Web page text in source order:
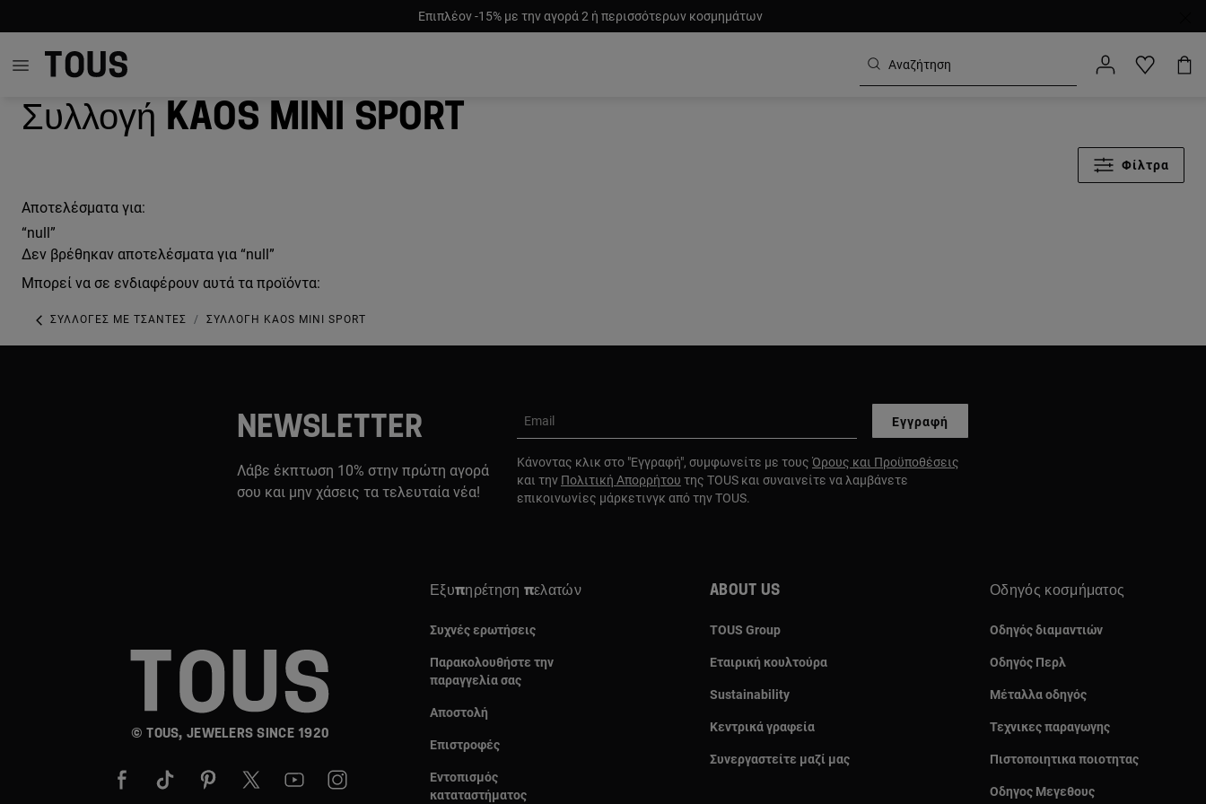
Επιπλέον -15% με την αγορά 2 ή περισσότερων κοσμημάτων
Συλλογή Kaos Mini Sport
Φίλτρα
Αποτελέσματα για:
“null”
Δεν βρέθηκαν αποτελέσματα για “null”
Μπορεί να σε ενδιαφέρουν αυτά τα προϊόντα:
ΣΥΛΛΟΓΈΣ ΜΕ ΤΣΆΝΤΕΣ ΣΥΛΛΟΓΉ KAOS MINI SPORT
NEWSLETTER
Λάβε έκπτωση 10% στην πρώτη αγορά
σου και μην χάσεις τα τελευταία νέα!
Email Εγγραφή
Κάνοντας κλικ στο "Εγγραφή", συμφωνείτε με τους Όρους και Προϋποθέσεις
και την Πολιτική Απορρήτου της TOUS και συναινείτε να λαμβάνετε
επικοινωνίες μάρκετινγκ από την TOUS.
© TOUS, JEWELERS SINCE 1920
Εξυπηρέτηση πελατών
Συχνές ερωτήσεις
Παρακολουθήστε την
παραγγελία σας
Αποστολή
Επιστροφές
Εντοπισμός
καταταστήματος
About us
TOUS Group
Εταιρική κουλτούρα
Sustainability
Κεντρικά γραφεία
Συνεργαστείτε μαζί μας
Οδηγός κοσμήματος
Οδηγός διαμαντιών
Οδηγός Περλ
Μέταλλα οδηγός
Τεχνικες παραγωγης
Πιστοποιητικα ποιοτητας
Οδηγος Μεγεθους